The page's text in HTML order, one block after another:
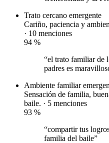
Trato cercano emergente
Cariño, paciencia y
· 10 menciones
94 %
“el trato familiar de
padres es
Ambiente familiar
Sensación de familia,
baile. · 5 menciones
93 %
“compartir tus
familia del baile”